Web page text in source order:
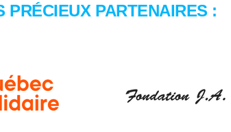
PRÉCIEUX PARTENAIRES :